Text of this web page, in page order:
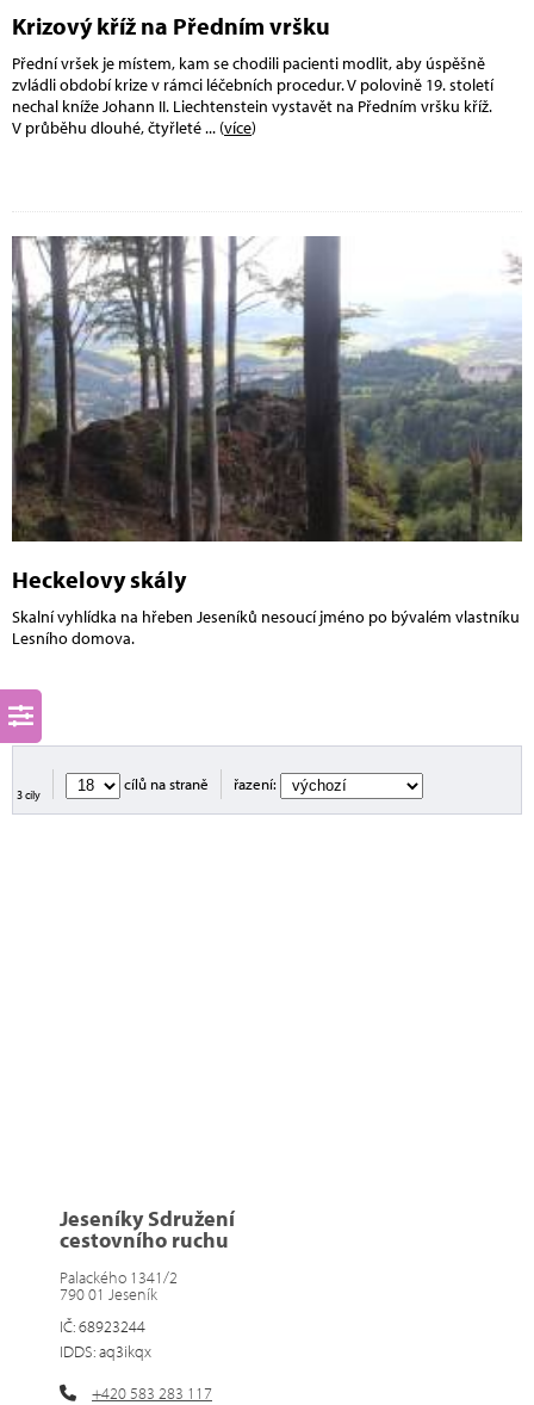
Krizový kříž na Předním vršku
Přední vršek je místem, kam se chodili pacienti modlit, aby úspěšně
zvládli období krize v rámci léčebních procedur. V polovině 19. století
nechal kníže Johann II. Liechtenstein vystavět na Předním vršku kříž.
V průběhu dlouhé, čtyřleté... (více)
Heckelovy skály
Skalní vyhlídka na hřeben Jeseníků nesoucí jméno po bývalém vlastníku
Lesního domova.
3 cíly
cílů na straně řazení:
Jeseníky Sdružení
cestovního ruchu
Palackého 1341/2
790 01 Jeseník
IČ: 68923244
IDDS: aq3ikqx
+420 583 283 117